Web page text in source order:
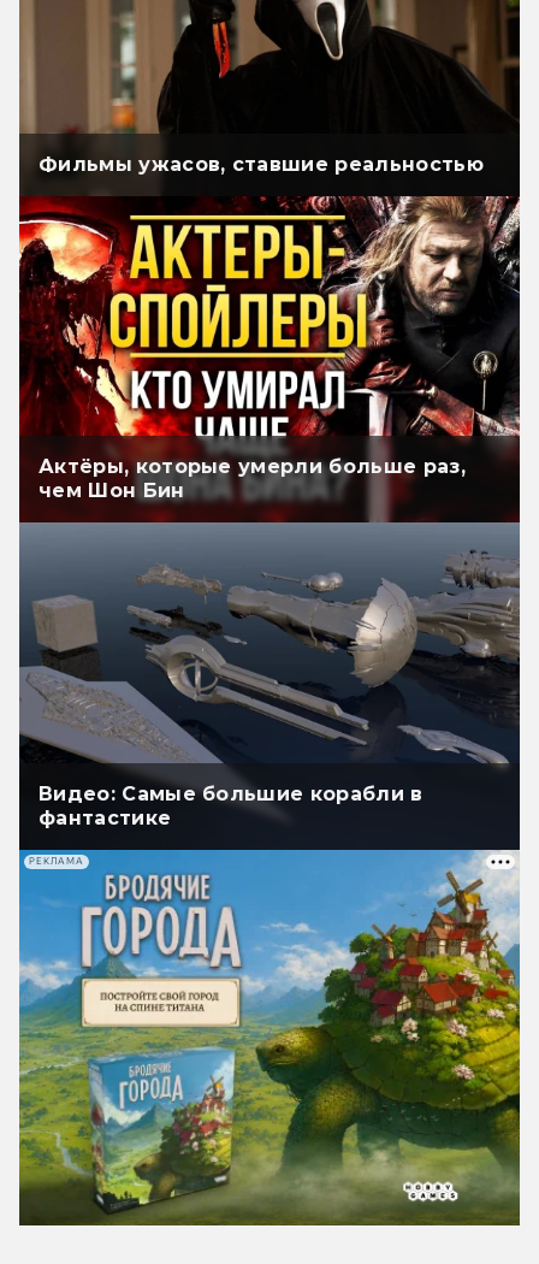
Фильмы ужасов, ставшие реальностью
Актёры, которые умерли больше раз,
чем Шон Бин
Видео: Самые большие корабли в
фантастике
РЕКЛАМА